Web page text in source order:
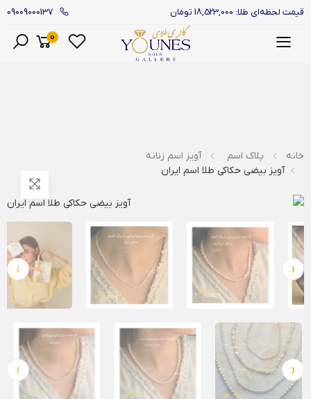
قیمت لحظه‌ای طلا: 18,523,000 تومان 09009000137
0
خانه پلاک اسم
آویز اسم زنانه
آویز بیضی حکاکی طلا اسم ایران
‹
›
‹
›